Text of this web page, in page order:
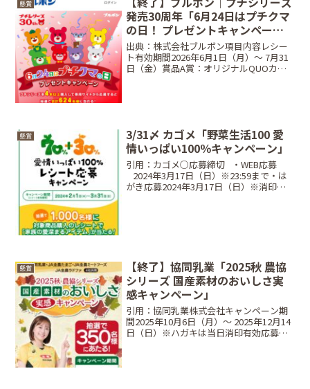
懸賞
発売30周年「6月24日はプチクマ
の日！ プレゼントキャンペー
ン」
出典：株式会社ブルボン項目内容レシー
ト有効期間2026年6月1日（月）〜 7月31
日（金）賞品A賞：オリジナルQUOカー
懸賞
3/31〆 カゴメ「野菜生活100 愛
情いっぱい100％キャンペーン」
引用：カゴメ○応募締切⠀・WEB応募
⠀2024年3月17日（日）※23:59まで・は
がき応募2024年3月17日（日）※消印有
懸賞
【終了】協同乳業「2025秋 農協
シリーズ 国産素材のおいしさ実
感キャンペーン」
引用：協同乳業株式会社キャンペーン期
間2025年10月6日（月）～ 2025年12月14
日（日）※ハガキは当日消印有効応募締